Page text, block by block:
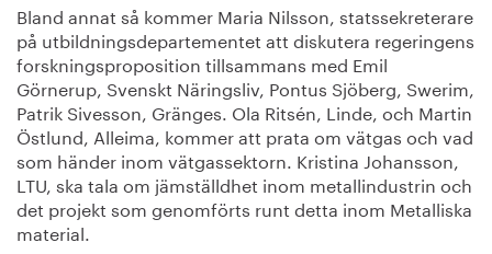
Bland annat så kommer Maria Nilsson, statssekreterare
på utbildningsdepartementet att diskutera regeringens
forskningsproposition tillsammans med Emil
Görnerup, Svenskt Näringsliv, Pontus Sjöberg, Swerim,
Patrik Sivesson, Gränges. Ola Ritsén, Linde, och Martin
Östlund, Alleima, kommer att prata om vätgas och vad
som händer inom vätgassektorn. Kristina Johansson,
LTU, ska tala om jämställdhet inom metallindustrin och
det projekt som genomförts runt detta inom Metalliska
material.